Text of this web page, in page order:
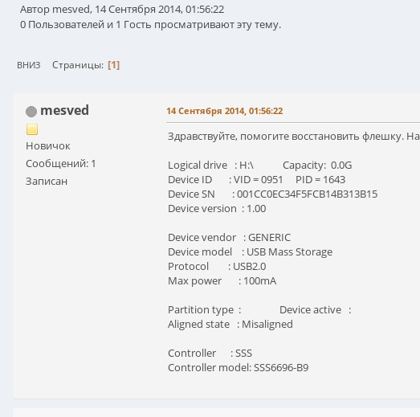
Автор mesved, 14 Сентября 2014, 01:56:22
0 Пользователей и 1 Гость просматривают эту тему.
ВНИЗ Страницы 1
mesved
Новичок
Сообщений: 1
Записан
14 Сентября 2014, 01:56:22
Здравствуйте, помогите восстановить флешку.
Logical drive : H:\ Capacity: 0.0G
Device ID : VID = 0951 PID = 1643
Device SN : 001CC0EC34F5FCB14B313B15
Device version : 1.00
Device vendor : GENERIC
Device model : USB Mass Storage
Protocol : USB2.0
Max power : 100mA
Partition type : Device active :
Aligned state : Misaligned
Controller : SSS
Controller model: SSS6696-B9